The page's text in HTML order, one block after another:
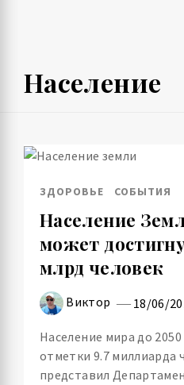
Население
ЗДОРОВЬЕ СОБЫТИЯ
Население
может
млрд человек
Виктор 18/06/
Население мира до
отметки 9.7 миллиарда
представил